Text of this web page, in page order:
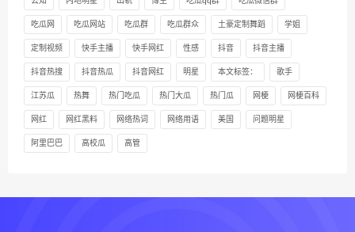
吃瓜网 吃瓜网站 吃瓜群 吃瓜群众 土豪定制舞蹈 学姐
定制视频 快手主播 快手网红 性感 抖音 抖音主播
抖音热搜 抖音热瓜 抖音网红 明星 本文标签： 歌手
江苏瓜 热舞 热门吃瓜 热门大瓜 热门瓜 网梗 网梗百科
网红 网红黑料 网络热词 网络用语 美国 问题明星
阿里巴巴 高校瓜 高管